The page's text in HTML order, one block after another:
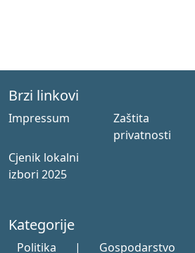
Brzi linkovi
Impressum
Zaštita
privatnosti
Cjenik lokalni
izbori 2025
Kategorije
Politika | Gospodarstvo